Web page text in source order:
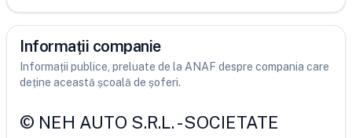
Informații companie
Informații publice, preluate de la ANAF despre compania care
deține această școală de șoferi.
© NEH AUTO S.R.L.-SOCIETATE